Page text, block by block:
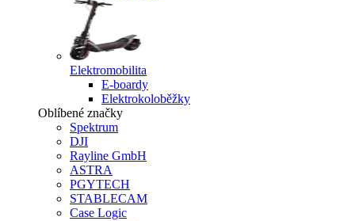
Elektromobilita
E-boardy
Elektrokoloběžky
Oblíbené značky
Spektrum
DJI
Rayline GmbH
ASTRA
PGYTECH
STABLECAM
Case Logic